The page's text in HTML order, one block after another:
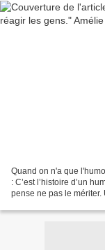
Quand on n'a que
: C’est l’histoire d’un
pense ne pas le mériter.